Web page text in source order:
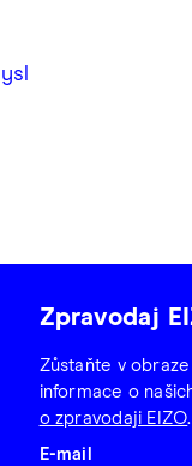
Zpravodaj
Zůstaňte v
informace o
o zpravodaji EIZO.
E-mail